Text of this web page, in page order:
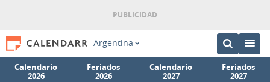
Argentina
Calendario
2026
Feriados
2026
Calendario
2027
Feriados
2027